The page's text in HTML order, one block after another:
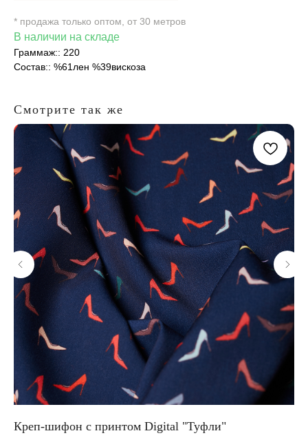
* продажа только оптом, от 30 метров
В наличии на складе
Граммаж:: 220
Состав:: %61лен %39вискоза
Смотрите так же
Креп-шифон с принтом Digital "Туфли"